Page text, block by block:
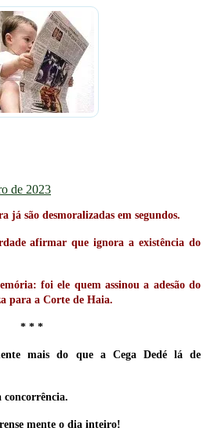
de 2023
já são desmoralizadas em segundos.
afirmar que ignora a existência do
foi ele quem assinou a adesão do
para a Corte de Haia.
* * *
mais do que a Cega Dedé lá de
concorrência.
mente o dia inteiro!